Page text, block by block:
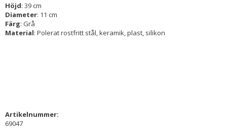
Höjd: 39 cm
Diameter: 11 cm
Färg: Grå
Material: Polerat rostfritt stål, keramik, plast, silikon
Artikelnummer:
69047